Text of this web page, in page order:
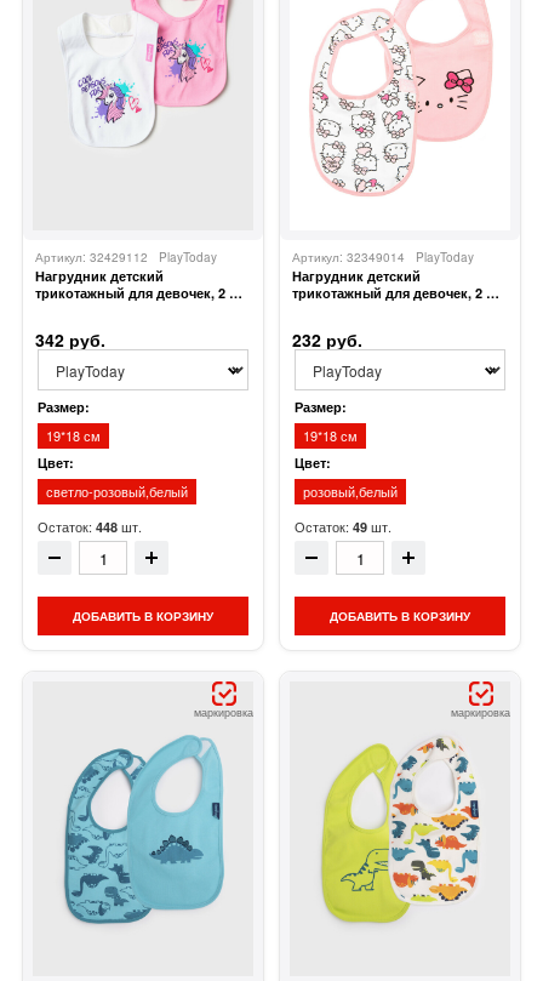
Нагрудник детский
трикотажный для девочек, 2 шт
Артикул: 32429112 PlayToday
342 руб.
Размер:
19*18 см
Цвет:
светло-розовый,белый
Остаток: 448 шт.
ДОБАВИТЬ В КОРЗИНУ
Нагрудник детский
трикотажный для девочек, 2 шт
Артикул: 32349014 PlayToday
232 руб.
Размер:
19*18 см
Цвет:
розовый,белый
Остаток: 49 шт.
ДОБАВИТЬ В КОРЗИНУ
маркировка маркировка